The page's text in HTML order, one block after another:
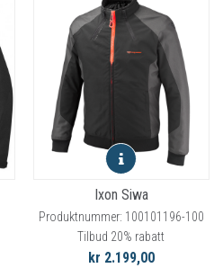
Ixon Siwa
Produktnummer: 100101196-100
Tilbud 20% rabatt
kr 2.199,00